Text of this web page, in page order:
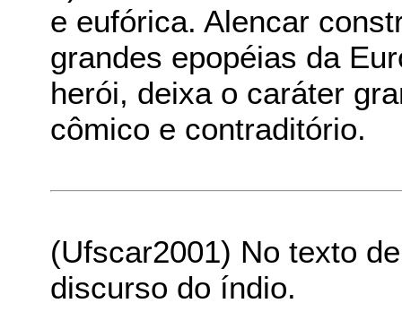
e eufórica. Alencar
grandes epopéias da
herói, deixa o caráter
cômico e contraditório.
(Ufscar2001) No texto
discurso do índio.